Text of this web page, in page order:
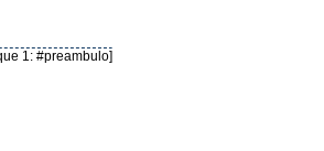
1: #preambulo]